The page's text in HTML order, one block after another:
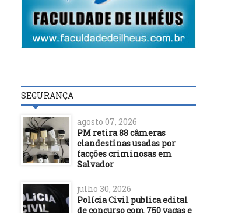
SEGURANÇA
agosto 07, 2026
PM retira 88 câmeras
clandestinas usadas por
facções criminosas em
Salvador
julho 30, 2026
Polícia Civil publica edital
de concurso com 750 vagas e